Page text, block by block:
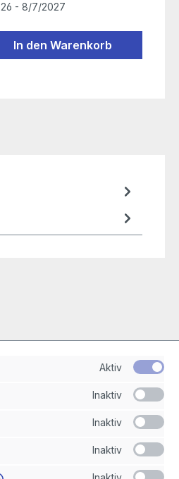
- 8/7/2027
Gib den
In den Warenkorb
Aktiv
Inaktiv
Inaktiv
Inaktiv